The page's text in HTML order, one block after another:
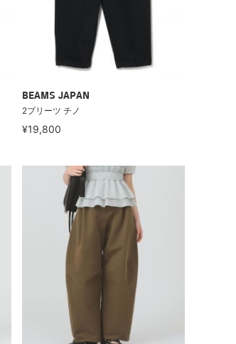
BEAMS JAPAN
2プリーツ チノ
¥19,800